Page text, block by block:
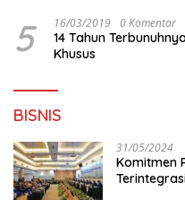
5 16/03/2019 0 Komentar
14 Tahun
Khusus
BISNIS
31/05/2024
Komitmen